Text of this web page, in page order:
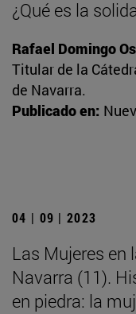
¿Qué es la
Rafael Domingo
Titular de la
de Navarra.
Publicado en:
04 | 09 | 2023
Las Mujeres en
Navarra (11).
en piedra: la